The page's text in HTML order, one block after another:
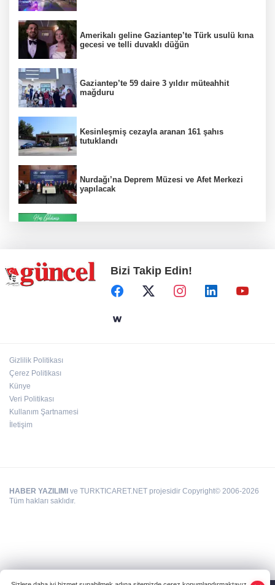
Amerikalı geline Gaziantep’te Türk usulü kına
gecesi ve telli duvaklı düğün
Gaziantep’te 59 daire 3 yıldır müteahhit
mağduru
Kesinleşmiş cezayla aranan 161 şahıs
tutuklandı
Nurdağı’na Deprem Müzesi ve Afet Merkezi
yapılacak
Koruma altındaki çocuklar sporla buluşuyor
Bizi Takip Edin!
Gizlilik Politikası
Çerez Politikası
Künye
Veri Politikası
Kullanım Şartnamesi
İletişim
HABER YAZILIMI ve TURKTICARET.NET projesidir Copyright© 2006-2026
Tüm hakları saklıdır.